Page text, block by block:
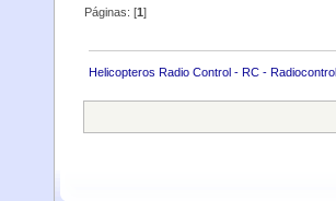
Páginas: [1]
Helicopteros Radio Control - RC - Radiocontrol